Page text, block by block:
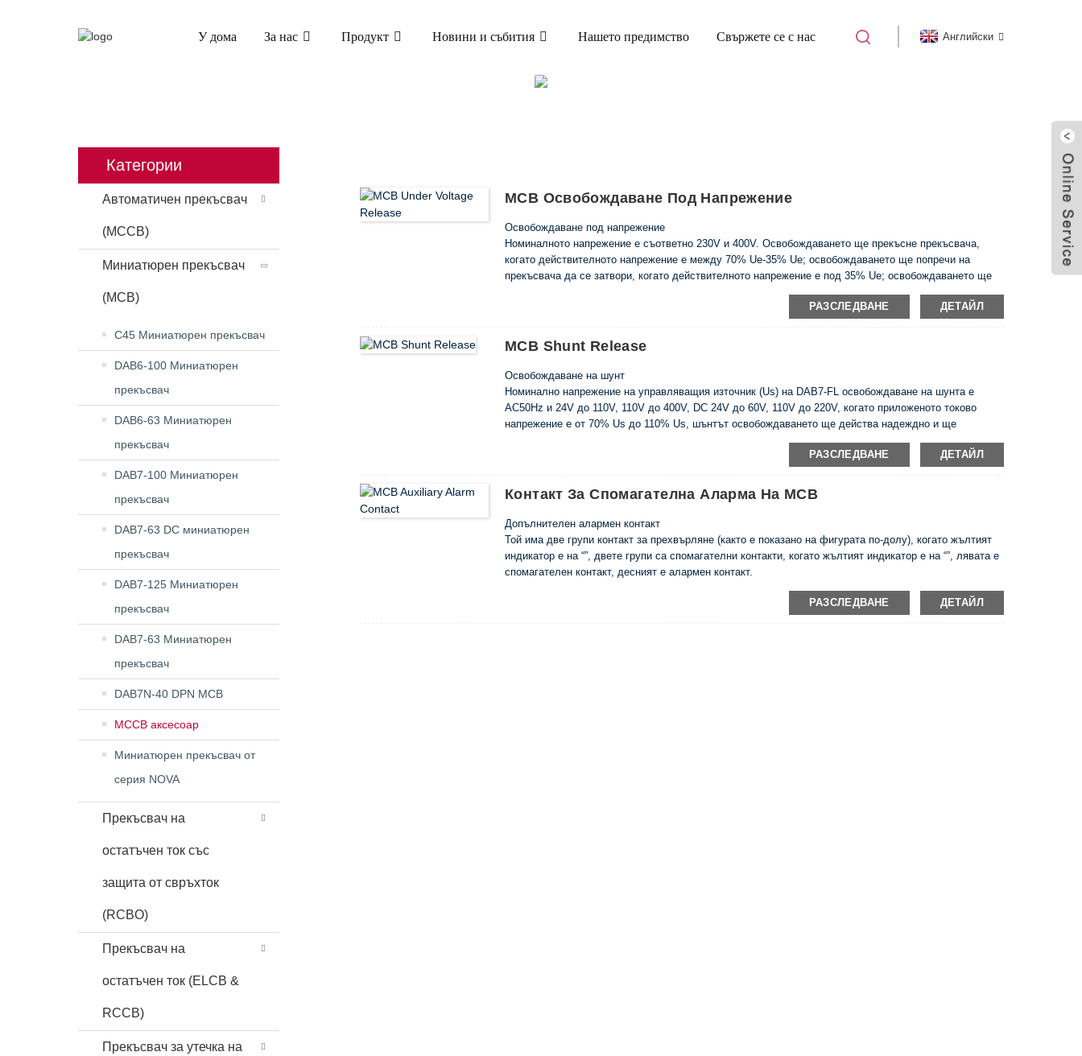
У дома За нас Продукт Новини и събития Нашето предимство Свържете се с нас Английски
Категории
Автоматичен прекъсвач
(MCCB)
Миниатюрен прекъсвач
(MCB)
C45 Миниатюрен прекъсвач
DAB6-100 Миниатюрен
прекъсвач
DAB6-63 Миниатюрен
прекъсвач
DAB7-100 Миниатюрен
прекъсвач
DAB7-63 DC миниатюрен
прекъсвач
DAB7-125 Миниатюрен
прекъсвач
DAB7-63 Миниатюрен
прекъсвач
DAB7N-40 DPN MCB
MCCB аксесоар
Миниатюрен прекъсвач от
серия NOVA
Прекъсвач на
остатъчен ток със
защита от свръхток
(RCBO)
Прекъсвач на
остатъчен ток (ELCB &
RCCB)
Прекъсвач за утечка на
MCB Освобождаване Под Напрежение
Освобождаване под напрежение
Номиналното напрежение е съответно 230V и 400V. Освобождаването ще прекъсне прекъсвача,
когато действителното напрежение е между 70% Ue-35% Ue; освобождаването ще попречи на
прекъсвача да се затвори, когато действителното напрежение е под 35% Ue; освобождаването ще
затвори прекъсвача, когато действителното напрежение е между 85% Ue-110% Ue.
РАЗСЛЕДВАНЕ
ДЕТАЙЛ
MCB Shunt Release
Освобождаване на шунт
Номинално напрежение на управляващия източник (Us) на DAB7-FL освобождаване на шунта е
AC50Hz и 24V до 110V, 110V до 400V, DC 24V до 60V, 110V до 220V, когато приложеното токово
напрежение е от 70% Us до 110% Us, шънтът освобождаването ще действа надеждно и ще
РАЗСЛЕДВАНЕ
ДЕТАЙЛ
Контакт За Спомагателна Аларма На MCB
Допълнителен алармен контакт
Той има две групи контакт за прехвърляне (както е показано на фигурата по-долу), когато жълтият
индикатор е на “”, двете групи са спомагателни контакти, когато жълтият индикатор е на “”, лявата е
спомагателен контакт, десният е алармен контакт.
РАЗСЛЕДВАНЕ ДЕТАЙЛ